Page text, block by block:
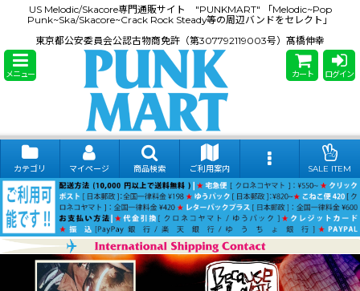
US Melodic/Skacore専門通販サイト "PUNKMART" 「Melodic~Pop
Punk~Ska/Skacore~Crack Rock Steady等の周辺バンドをセレクト」
東京都公安委員会公認古物商免許（第307792119003号）髙橋伸幸
メニュー カート ログイン
カテゴリ マイページ 商品検索 ご利用案内 SALE ITEM